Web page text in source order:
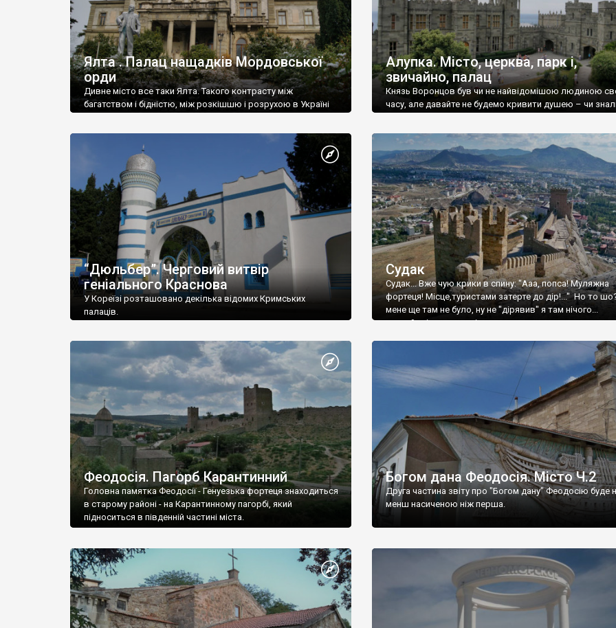
Ялта . Палац нащадків Мордовської
орди
Дивне місто все таки Ялта. Такого контрасту між
багатством і бідністю, між розкішшю і розрухою в Україні
Алупка. Місто, церква, парк і,
звичайно, палац
Князь Воронцов був чи не найвідомішою людиною
часу, але давайте не будемо кривити душею – чи
“Дюльбер”. Черговий витвір
геніального Краснова
У Кореїзі розташовано декілька відомих Кримських
палаців.
Судак
Судак... Вже чую крики в спину: "Ааа, попса! Муляжна
фортеця! Місце,туристами затерте до дір!..." Но то
мене ще там не було, ну не "дірявив" я там нічого...
принаймні до цього літа.
Феодосія. Пагорб Карантинний
Головна памятка Феодосії - Генуезька фортеця знаходиться
в старому районі - на Карантинному пагорбі, який
підноситься в південній частині міста.
Богом дана Феодосія. Місто Ч.2
Друга частина звіту про "Богом дану" Феодосію буде
менш насиченою ніж перша.